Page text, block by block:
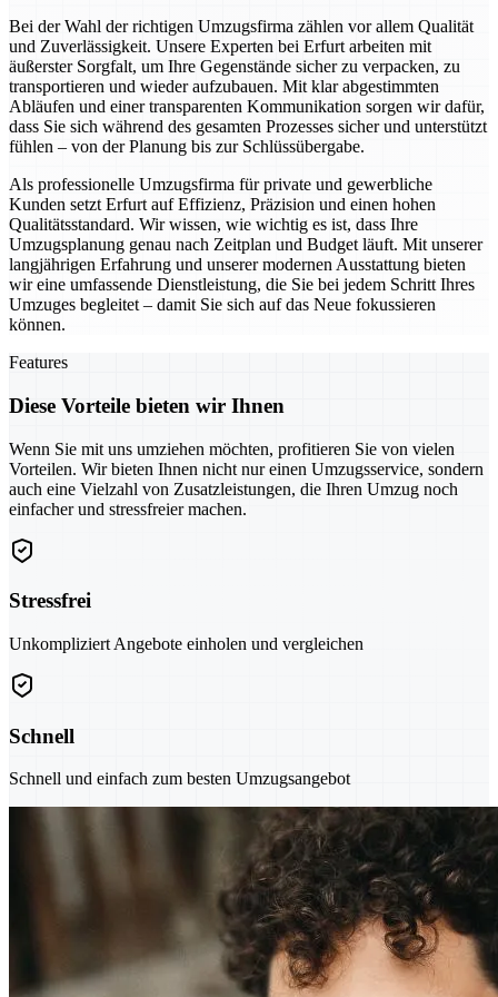
Bei der Wahl der richtigen Umzugsfirma zählen vor allem Qualität
und Zuverlässigkeit. Unsere Experten bei Erfurt arbeiten mit
äußerster Sorgfalt, um Ihre Gegenstände sicher zu verpacken, zu
transportieren und wieder aufzubauen. Mit klar abgestimmten
Abläufen und einer transparenten Kommunikation sorgen wir dafür,
dass Sie sich während des gesamten Prozesses sicher und unterstützt
fühlen – von der Planung bis zur Schlüssübergabe.
Als professionelle Umzugsfirma für private und gewerbliche
Kunden setzt Erfurt auf Effizienz, Präzision und einen hohen
Qualitätsstandard. Wir wissen, wie wichtig es ist, dass Ihre
Umzugsplanung genau nach Zeitplan und Budget läuft. Mit unserer
langjährigen Erfahrung und unserer modernen Ausstattung bieten
wir eine umfassende Dienstleistung, die Sie bei jedem Schritt Ihres
Umzuges begleitet – damit Sie sich auf das Neue fokussieren
können.
Features
Diese Vorteile bieten wir Ihnen
Wenn Sie mit uns umziehen möchten, profitieren Sie von vielen
Vorteilen. Wir bieten Ihnen nicht nur einen Umzugsservice, sondern
auch eine Vielzahl von Zusatzleistungen, die Ihren Umzug noch
einfacher und stressfreier machen.
Stressfrei
Unkompliziert Angebote einholen und vergleichen
Schnell
Schnell und einfach zum besten Umzugsangebot